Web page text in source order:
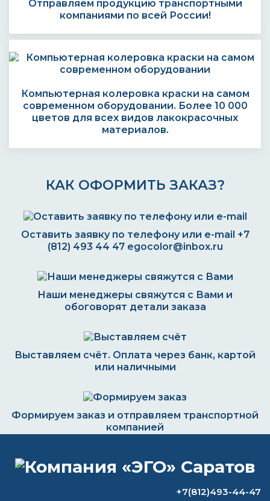
Отправляем продукцию транспортными
компаниями по всей России!
Компьютерная колеровка краски на самом
современном оборудовании. Более 10 000
цветов для всех видов лакокрасочных
материалов.
КАК ОФОРМИТЬ ЗАКАЗ?
Оставить заявку по телефону или e-mail +7
(812) 493 44 47 egocolor@inbox.ru
Наши менеджеры свяжутся с Вами и
обоговорят детали заказа
Выставляем счёт. Оплата через банк, картой
или наличными
Формируем заказ и отправляем транспортной
компанией
ВОПРОС-ОТВЕТ+7(812)493-44-47